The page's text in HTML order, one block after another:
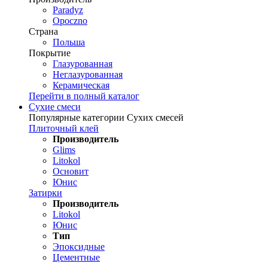
Paradyz
Opoczno
Страна
Польша
Покрытие
Глазурованная
Неглазурованная
Керамическая
Перейти в полный каталог
Сухие смеси
Популярные категории Сухих смесей
Плиточный клей
Производитель
Glims
Litokol
Основит
Юнис
Затирки
Производитель
Litokol
Юнис
Тип
Эпоксидные
Цементные